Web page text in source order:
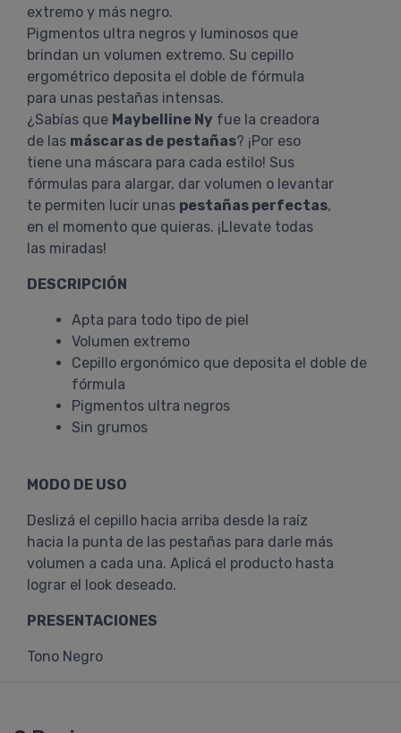
extremo y más negro.
Pigmentos ultra negros y luminosos que
brindan un volumen extremo. Su cepillo
ergométrico deposita el doble de fórmula
para unas pestañas intensas.
¿Sabías que Maybelline Ny fue la creadora
de las máscaras de pestañas? ¡Por eso
tiene una máscara para cada estilo! Sus
fórmulas para alargar, dar volumen o levantar
te permiten lucir unas pestañas perfectas,
en el momento que quieras. ¡Llevate todas
las miradas!
DESCRIPCIÓN
Apta para todo tipo de piel
Volumen extremo
Cepillo ergonómico que deposita el doble de
fórmula
Pigmentos ultra negros
Sin grumos
MODO DE USO
Deslizá el cepillo hacia arriba desde la raíz
hacia la punta de las pestañas para darle más
volumen a cada una. Aplicá el producto hasta
lograr el look deseado.
PRESENTACIONES
Tono Negro